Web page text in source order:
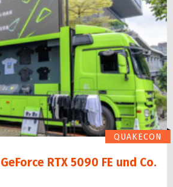
QUAKECON
RTX 5090 FE und Co.